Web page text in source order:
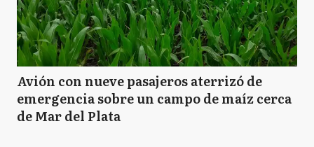
Avión con nueve pasajeros aterrizó de
emergencia sobre un campo de maíz cerca
de Mar del Plata